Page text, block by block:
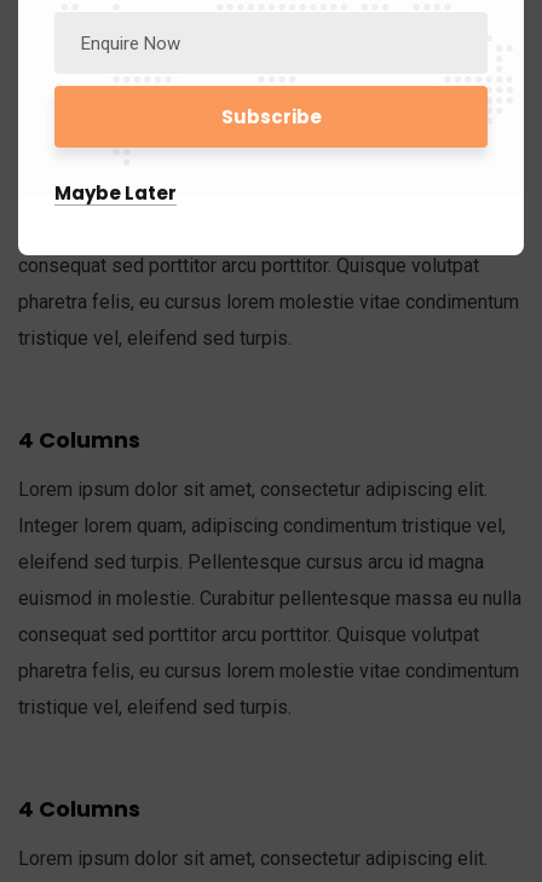
Lorem ipsum dolor sit amet, consectetur adipiscing elit.
Integer lorem quam, adipiscing condimentum tristique vel,
eleifend sed turpis. Pellentesque cursus arcu id magna
consequat sed porttitor arcu porttitor. Quisque volutpat
pharetra felis, eu cursus lorem molestie vitae condimentum
tristique vel, eleifend sed turpis.
4 Columns
Lorem ipsum dolor sit amet, consectetur adipiscing elit.
Integer lorem quam, adipiscing condimentum tristique vel,
eleifend sed turpis. Pellentesque cursus arcu id magna
euismod in molestie. Curabitur pellentesque massa eu nulla
consequat sed porttitor arcu porttitor. Quisque volutpat
pharetra felis, eu cursus lorem molestie vitae condimentum
tristique vel, eleifend sed turpis.
4 Columns
Lorem ipsum dolor sit amet, consectetur adipiscing elit.
Maybe Later